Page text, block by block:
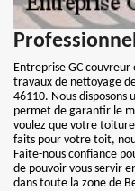
Entreprise GC
travaux de nettoyage
46110. Nous
permet de garantir le
voulez que votre
faits pour votre toit,
Faite-nous confiance
de pouvoir vous servir
dans toute la zone de